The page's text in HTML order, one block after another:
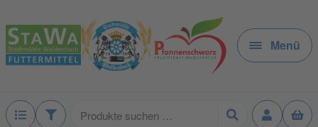
Zur
Navigation
springen
Zum
Inhalt
springen
Menü
Produkte